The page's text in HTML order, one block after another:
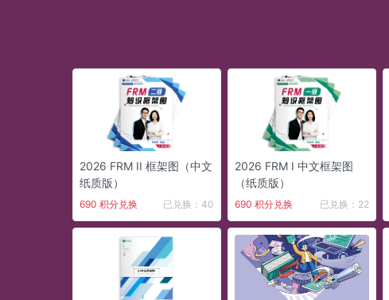
2026 FRM II 框架图（中文
纸质版）
690 积分兑换 已兑换：40
2026 FRM I 中文框架图
（纸质版）
690 积分兑换 已兑换：22